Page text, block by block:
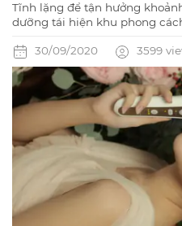
Tĩnh lặng để tận hưởng
dưỡng tái hiện khu phong
30/09/2020
3599